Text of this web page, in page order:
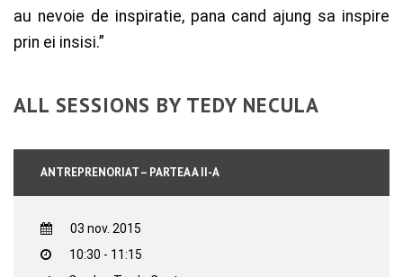
au nevoie de inspiratie, pana cand ajung sa inspire
prin ei insisi.”
ALL SESSIONS BY TEDY NECULA
ANTREPRENORIAT – PARTEA A II-A
03 nov. 2015
10:30 - 11:15